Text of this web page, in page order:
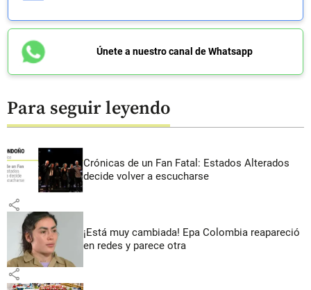
Únete a nuestro canal de Whatsapp
Para seguir leyendo
Crónicas de un Fan Fatal: Estados Alterados
decide volver a escucharse
share
¡Está muy cambiada! Epa Colombia reapareció
en redes y parece otra
share